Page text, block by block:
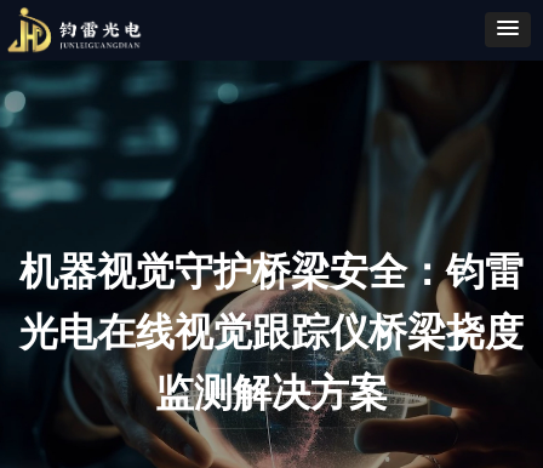
机器视觉守护桥梁安全：钧雷
光电在线视觉跟踪仪桥梁挠度
监测解决方案